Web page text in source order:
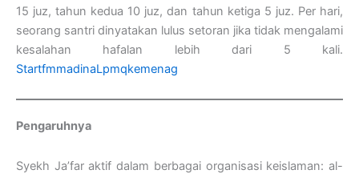
15 juz, tahun kedua 10 juz, dan tahun ketiga 5 juz. Per hari,
seorang santri dinyatakan lulus setoran jika tidak mengalami
kesalahan hafalan lebih dari 5 kali.
StartfmmadinaLpmqkemenag
Pengaruhnya
Syekh Ja’far aktif dalam berbagai organisasi keislaman: al-